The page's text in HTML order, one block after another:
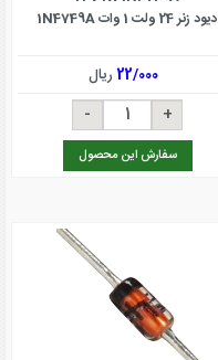
دیود زنر 24 ولت 1 وات 1N4749A
22/000ریال
سفارش این محصول